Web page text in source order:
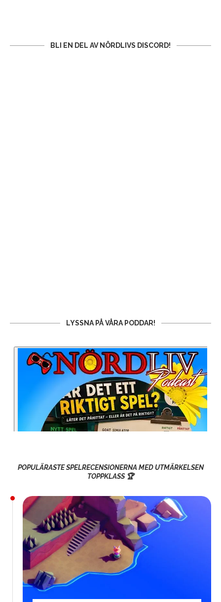
BLI EN DEL AV NÖRDLIVS DISCORD!
LYSSNA PÅ VÅRA PODDAR!
POPULÄRASTE SPELRECENSIONERNA MED UTMÄRKELSEN
TOPPKLASS 🏆